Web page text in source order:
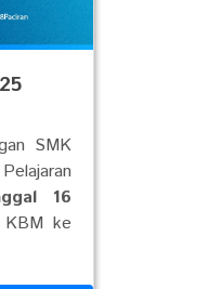
SMK
16
ke